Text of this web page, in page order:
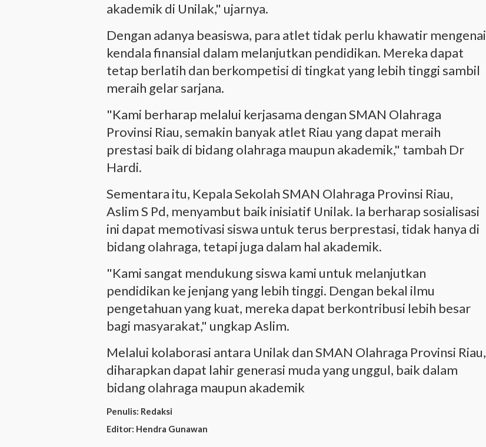
akademik di Unilak," ujarnya.
Dengan adanya beasiswa, para atlet tidak perlu khawatir mengenai
kendala finansial dalam melanjutkan pendidikan. Mereka dapat
tetap berlatih dan berkompetisi di tingkat yang lebih tinggi sambil
meraih gelar sarjana.
"Kami berharap melalui kerjasama dengan SMAN Olahraga
Provinsi Riau, semakin banyak atlet Riau yang dapat meraih
prestasi baik di bidang olahraga maupun akademik," tambah Dr
Hardi.
Sementara itu, Kepala Sekolah SMAN Olahraga Provinsi Riau,
Aslim S Pd, menyambut baik inisiatif Unilak. Ia berharap sosialisasi
ini dapat memotivasi siswa untuk terus berprestasi, tidak hanya di
bidang olahraga, tetapi juga dalam hal akademik.
"Kami sangat mendukung siswa kami untuk melanjutkan
pendidikan ke jenjang yang lebih tinggi. Dengan bekal ilmu
pengetahuan yang kuat, mereka dapat berkontribusi lebih besar
bagi masyarakat," ungkap Aslim.
Melalui kolaborasi antara Unilak dan SMAN Olahraga Provinsi Riau,
diharapkan dapat lahir generasi muda yang unggul, baik dalam
bidang olahraga maupun akademik
Penulis: Redaksi
Editor: Hendra Gunawan